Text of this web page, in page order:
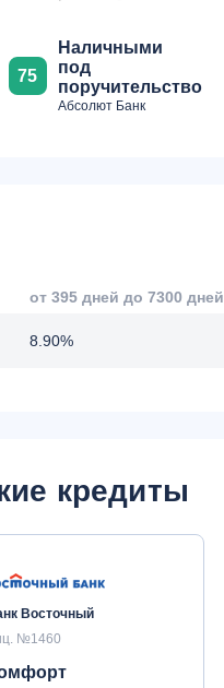
75
Наличными
под
поручительство
Абсолют Банк
от 395 дней до 7300 дней
8.90%
кредиты
Восточный
№1460